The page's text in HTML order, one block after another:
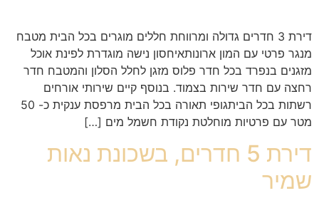
דירת 3 חדרים גדולה ומרווחת חללים מוגרים בכל הבית מטבח
מנגר פרטי עם המון ארונותאיחסון נישה מוגדרת לפינת אוכל
מזגנים בנפרד בכל חדר פלוס מזגן לחלל הסלון והמטבח חדר
רחצה עם חדר שירות בצמוד. בנוסף קיים שירותי אורחים
רשתות בכל הביתגופי תאורה בכל הבית מרפסת ענקית כ- 50
מטר עם פרטיות מוחלטת נקודת חשמל מים […]
דירת 5 חדרים, בשכונת נאות
שמיר